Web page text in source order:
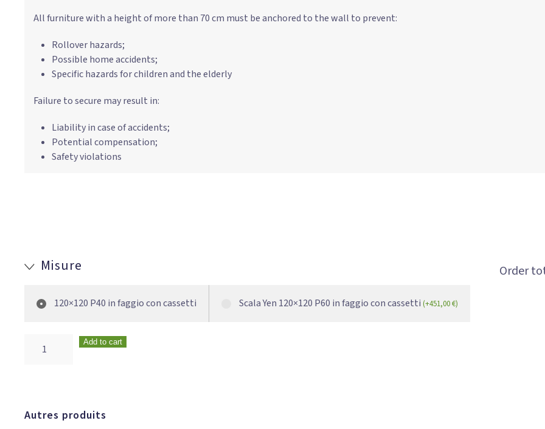
All furniture with a height of more than 70 cm must be anchored to the wall to prevent:
Rollover hazards;
Possible home accidents;
Specific hazards for children and the elderly
Failure to secure may result in:
Liability in case of accidents;
Potential compensation;
Safety violations
Misure
120×120 P40 in faggio con cassetti Scala Yen 120×120 P60 in faggio con cassetti (+451,00€)
Order
Add to cart
Autres produits